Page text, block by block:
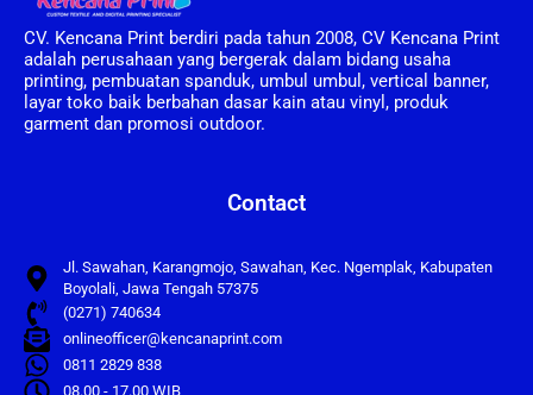
CV. Kencana Print berdiri pada tahun 2008, CV Kencana Print
adalah perusahaan yang bergerak dalam bidang usaha
printing, pembuatan spanduk, umbul umbul, vertical banner,
layar toko baik berbahan dasar kain atau vinyl, produk
garment dan promosi outdoor.
Contact
Jl. Sawahan, Karangmojo, Sawahan, Kec. Ngemplak, Kabupaten
Boyolali, Jawa Tengah 57375
(0271) 740634
onlineofficer@kencanaprint.com
0811 2829 838
08.00 - 17.00 WIB